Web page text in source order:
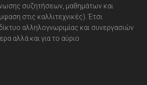
συζητήσεων, μαθημάτων και
στις καλλιτεχνικές). Έτσι
αλληλογνωριμίας και συνεργασιών
αλλά και για το αύριο